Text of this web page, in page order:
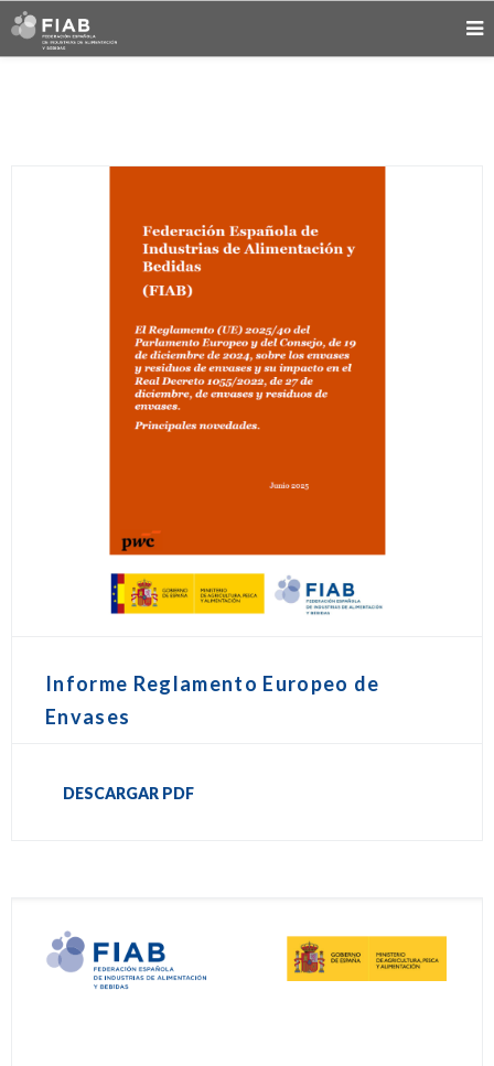
Informe Reglamento Europeo de
Envases
DESCARGAR PDF